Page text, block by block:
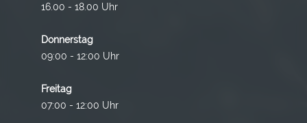
16.00 - 18.00 Uhr
Donnerstag
09:00 - 12:00 Uhr
Freitag
07:00 - 12:00 Uhr